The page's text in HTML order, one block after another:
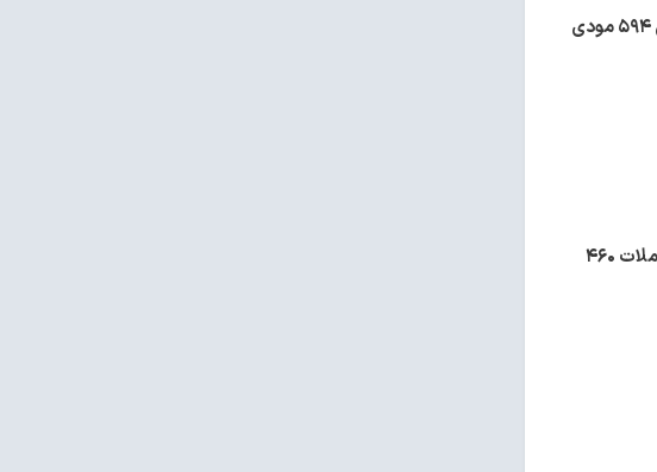
وصول بیش از ۱۱ همت از محل کتمان درآمد در نیمه اول سال‌جاری / شناسایی ۵۹۴ مودی
محکومیت یک شرکت فولادی بابت فرار مالیاتی ۳۰ میلیارد تومانی / ثبت معاملات ۴۶۰